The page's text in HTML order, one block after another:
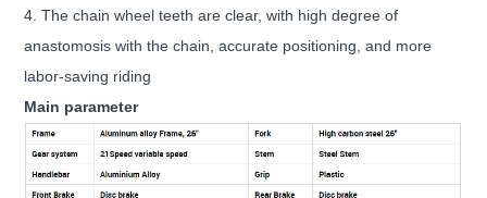
4.The chain wheel teeth are clear, with high degree of
anastomosis with the chain, accurate positioning, and more
labor-saving riding
Main parameter